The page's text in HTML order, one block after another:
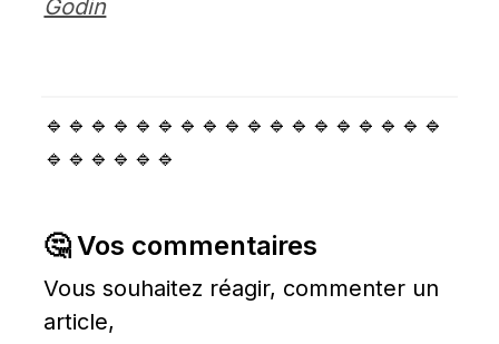
Godin
🔹🔹🔹🔹🔹🔹🔹🔹🔹🔹🔹🔹🔹🔹🔹🔹🔹🔹
🔹🔹🔹🔹🔹🔹
🤔 Vos commentaires
Vous souhaitez réagir, commenter un
article,